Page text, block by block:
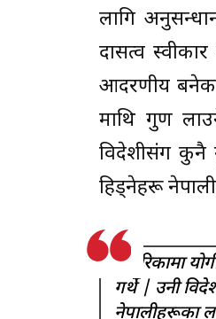
लागि
दासत्व
आदरणीय
माथि गुण
विदेशीसंग कुनै
हिड्नेहरू
अमेरिकामा
गर्थे | उनी
नेपालीहरूका